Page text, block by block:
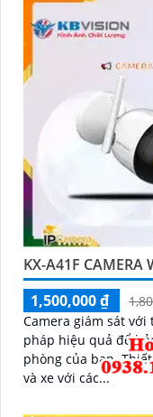
KX-A41F CAMERA
1,500,000 ₫
Camera giám sát
pháp hiệu quả để
phòng của bạn. Thiết bị này có khả năng phân biệt người
và xe với các...